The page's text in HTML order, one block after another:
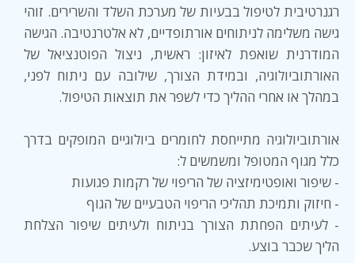
רגנרטיבית לטיפול בבעיות של מערכת השלד והשרירים. זוהי
גישה משלימה לניתוחים אורתופדיים, לא אלטרנטיבה. הגישה
המודרנית שואפת לאיזון: ראשית, ניצול הפוטנציאל של
האורתוביולוגיה, ובמידת הצורך, שילובה עם ניתוח לפני,
במהלך או אחרי ההליך כדי לשפר את תוצאות הטיפול.
אורתוביולוגיה מתייחסת לחומרים ביולוגיים המופקים בדרך
כלל מגוף המטופל ומשמשים ל:
- שיפור ואופטימיזציה של הריפוי של רקמות פגועות
- חיזוק ותמיכת תהליכי הריפוי הטבעיים של הגוף
- לעיתים הפחתת הצורך בניתוח ולעיתים שיפור הצלחת
הליך שכבר בוצע.